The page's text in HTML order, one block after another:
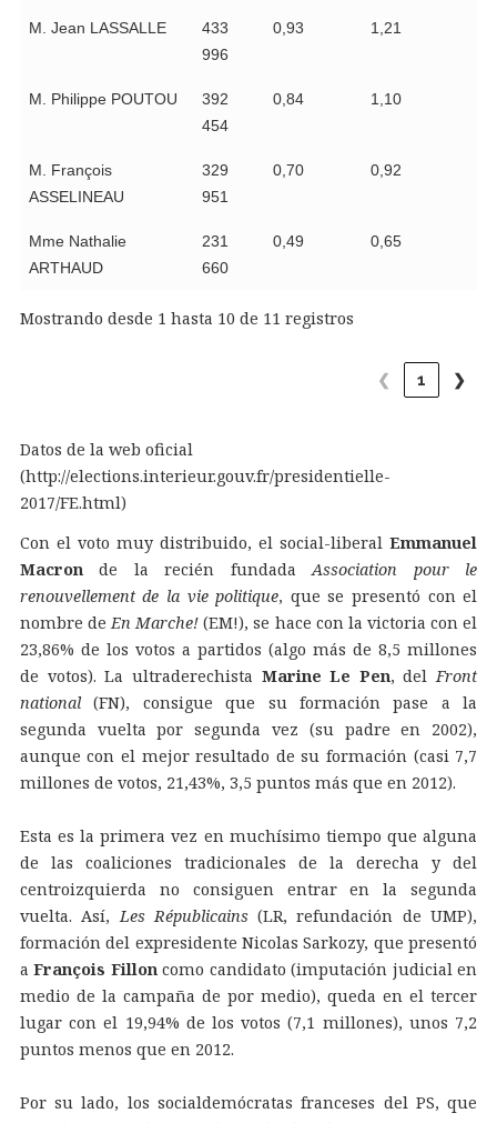
M. Jean LASSALLE
433
996
0,93 1,21
M. Philippe POUTOU
392
454
0,84 1,10
M. François
ASSELINEAU
329
951
0,70 0,92
Mme Nathalie
ARTHAUD
231
660
0,49 0,65
Mostrando desde 1 hasta 10 de 11 registros
❮ 1 ❯
Datos de la web oficial
(http://elections.interieur.gouv.fr/presidentielle-
2017/FE.html)
Con el voto muy distribuido, el social-liberalEmmanuel
Macronde la recién fundadaAssociation pour le
renouvellement de la vie politique, que se presentó con el
nombre deEn Marche! (EM!), se hace con la victoria con el
23,86% de los votos a partidos (algo más de 8,5 millones
de votos). La ultraderechista Marine Le Pen, delFront
national(FN), consigue que su formación pase a la
segunda vuelta por segunda vez (su padre en 2002),
aunque con el mejor resultado de su formación (casi 7,7
millones de votos, 21,43%, 3,5 puntos más que en 2012).
Esta es la primera vez en muchísimo tiempo que alguna
de las coaliciones tradicionales de la derecha y del
centroizquierda no consiguen entrar en la segunda
vuelta. Así,Les Républicains(LR, refundación de UMP),
formación del expresidente Nicolas Sarkozy, que presentó
aFrançois Filloncomo candidato (imputación judicial en
medio de la campaña de por medio), queda en el tercer
lugar con el 19,94% de los votos (7,1 millones), unos 7,2
puntos menos que en 2012.
Por su lado, los socialdemócratas franceses del PS, que